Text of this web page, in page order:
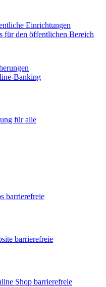
Einrichtungen
für den öffentlichen Bereich
Banking
für alle
barrierefreie
barrierefreie
Shop barrierefreie